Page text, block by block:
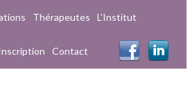
Thérapeutes L’Institut
Contact